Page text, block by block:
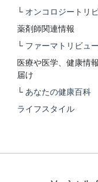
└ オンコロジートリ
薬剤師関連情報
└ ファーマトリビュ
医療や医学、健康情
届け
└ あなたの健康百科
ライフスタイル